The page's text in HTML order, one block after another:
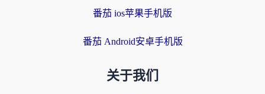
番茄 ios苹果手机版
番茄 Android安卓手机版
关于我们